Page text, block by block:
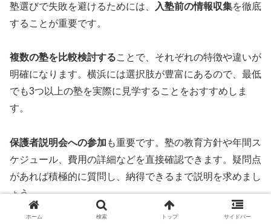
塾選びで失敗を避けるためには、 入塾前の情報収集を徹底
することが重要です。
複数の塾を比較検討することで、それぞれの特徴や違いが
明確になります。横浜には選択肢が豊富にあるので、最低
でも3つ以上の塾を実際に見学することをおすすめしま
す。
保護者説明会への参加 も重要です。塾の教育方針や年間ス
ケジュール、費用の詳細などを直接確認できます。疑問点
があれば積極的に質問し、納得できるまで説明を求めまし
ょう。
ホーム 検索 トップ サイドバー